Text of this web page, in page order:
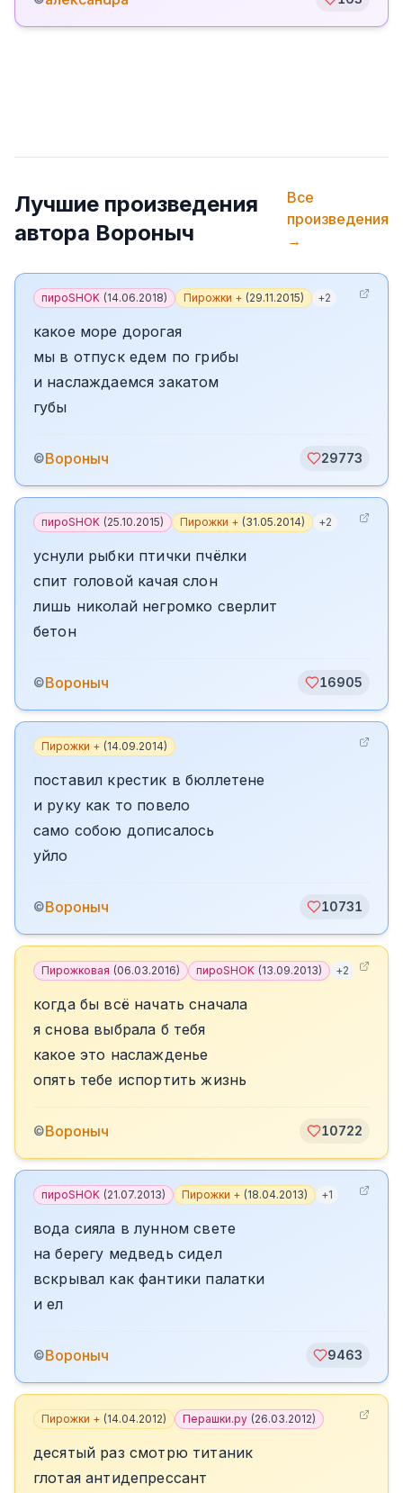
Лучшие произведения
автора Вороныч
Все
произведения
→
пироSHOK (14.06.2018) Пирожки + (29.11.2015) +2
какое море дорогая
мы в отпуск едем по грибы
и наслаждаемся закатом
губы
©Вороныч 29773
пироSHOK (25.10.2015) Пирожки + (31.05.2014) +2
уснули рыбки птички пчёлки
спит головой качая слон
лишь николай негромко сверлит
бетон
©Вороныч 16905
Пирожки + (14.09.2014)
поставил крестик в бюллетене
и руку как то повело
само собою дописалось
уйло
©Вороныч 10731
Пирожковая (06.03.2016) пироSHOK (13.09.2013) +2
когда бы всё начать сначала
я снова выбрала б тебя
какое это наслажденье
опять тебе испортить жизнь
©Вороныч 10722
пироSHOK (21.07.2013) Пирожки + (18.04.2013) +1
вода сияла в лунном свете
на берегу медведь сидел
вскрывал как фантики палатки
и ел
©Вороныч 9463
Пирожки + (14.04.2012) Перашки.ру (26.03.2012)
десятый раз смотрю титаник
глотая антидепрессант